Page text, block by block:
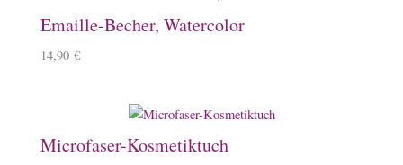
Emaille-Becher, Watercolor
14,90 €
Microfaser-Kosmetiktuch